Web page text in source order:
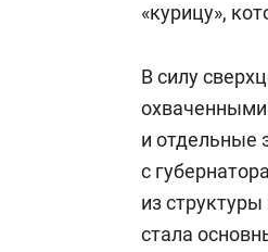
«курицу»,
В силу
и отдельные
с
из
стала